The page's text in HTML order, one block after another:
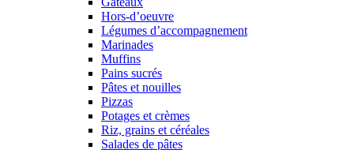
Hors-d’oeuvre
Légumes d’accompagnement
Marinades
Muffins
Pains sucrés
Pâtes et nouilles
Pizzas
Potages et crèmes
Riz, grains et céréales
Salades de pâtes